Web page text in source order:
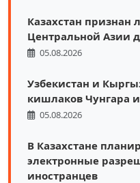
Казахстан признан
Центральной Азии
05.08.2026
Узбекистан и
кишлаков Чунгара
05.08.2026
В Казахстане
электронные
иностранцев